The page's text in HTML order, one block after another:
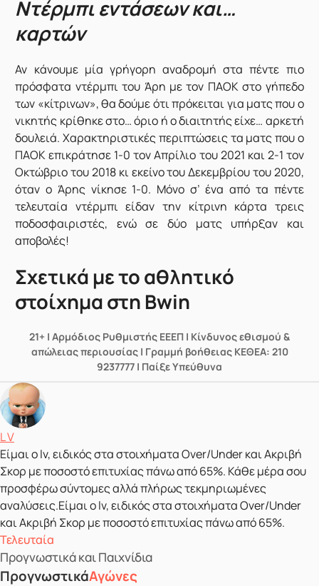
Τελευταία
Προγνωστικά και Παιχνίδια
ΠρογνωστικάΑγώνες
Ντέρμπι εντάσεων και…
καρτών
Αν κάνουμε μία γρήγορη αναδρομή στα πέντε πιο
πρόσφατα ντέρμπι του Άρη με τον ΠΑΟΚ στο γήπεδο
των «κίτρινων», θα δούμε ότι πρόκειται για ματς που ο
νικητής κρίθηκε στο… όριο ή ο διαιτητής είχε… αρκετή
δουλειά. Χαρακτηριστικές περιπτώσεις τα ματς που ο
ΠΑΟΚ επικράτησε 1-0 τον Απρίλιο του 2021 και 2-1 τον
Οκτώβριο του 2018 κι εκείνο του Δεκεμβρίου του 2020,
όταν ο Άρης νίκησε 1-0. Μόνο σ’ ένα από τα πέντε
τελευταία ντέρμπι είδαν την κίτρινη κάρτα τρεις
ποδοσφαιριστές, ενώ σε δύο ματς υπήρξαν και
αποβολές!
Σχετικά με το αθλητικό
στοίχημα στη Bwin
21+ | Αρμόδιος Ρυθμιστής ΕΕΕΠ | Κίνδυνος εθισμού &
απώλειας περιουσίας | Γραμμή βοήθειας ΚΕΘΕΑ: 210
9237777 | Παίξε Υπεύθυνα
Δημοσιεύτηκε από
L V
Είμαι ο lv, ειδικός στα στοιχήματα Over/Under και Ακριβή
Σκορ με ποσοστό επιτυχίας πάνω από 65%. Κάθε μέρα σου
προσφέρω σύντομες αλλά πλήρως τεκμηριωμένες
αναλύσεις.Είμαι ο lv, ειδικός στα στοιχήματα Over/Under
και Ακριβή Σκορ με ποσοστό επιτυχίας πάνω από 65%.